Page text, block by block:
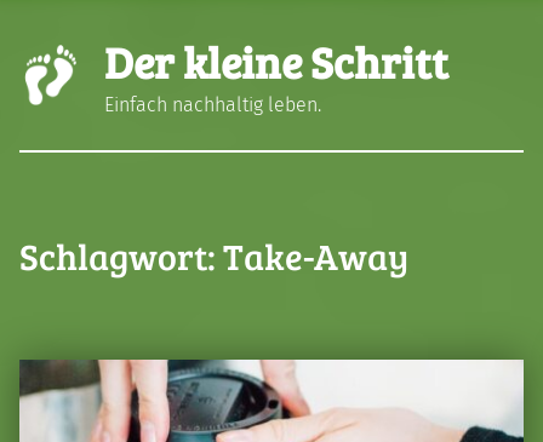
Der kleine Schritt
Einfach nachhaltig leben.
Schlagwort:Take-Away